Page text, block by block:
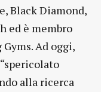
Black Diamond,
ed è membro
Ad oggi,
alla ricerca